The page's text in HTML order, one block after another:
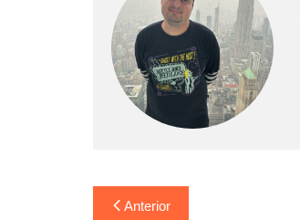
Navegação
Anterior